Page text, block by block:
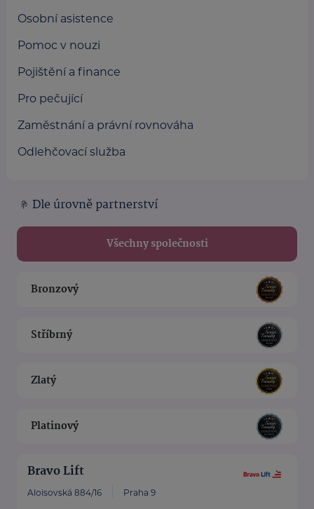
Osobní asistence
Pomoc v nouzi
Pojištění a finance
Pro pečující
Zaměstnání a právní rovnováha
Odlehčovací služba
Dle úrovně partnerství
Všechny společnosti
Bronzový
Stříbrný
Zlatý
Platinový
Bravo Lift
Aloisovská 884/16 Praha 9